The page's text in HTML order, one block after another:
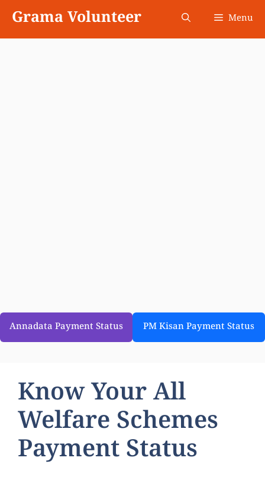
content
Grama Volunteer Menu
Annadata Payment Status PM Kisan Payment Status
Know Your All
Welfare Schemes
Payment Status